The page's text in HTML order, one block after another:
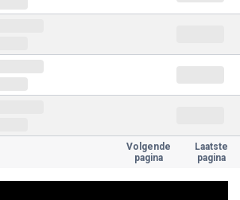
Volgende
pagina
Laatste
pagina